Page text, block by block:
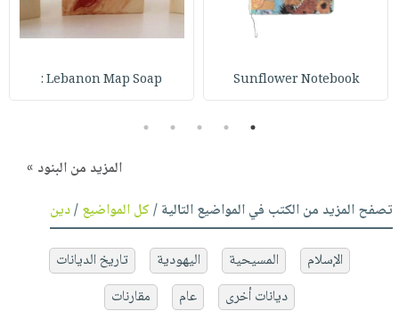
Sunflower Notebook
Lebanon Map Soap :
1
2
3
4
5
المزيد من البنود »
تصفح المزيد من الكتب في المواضيع التالية /كل المواضيع/دين
الإسلام المسيحية اليهودية
تاريخ الديانات
ديانات أخرى
عام مقارنات